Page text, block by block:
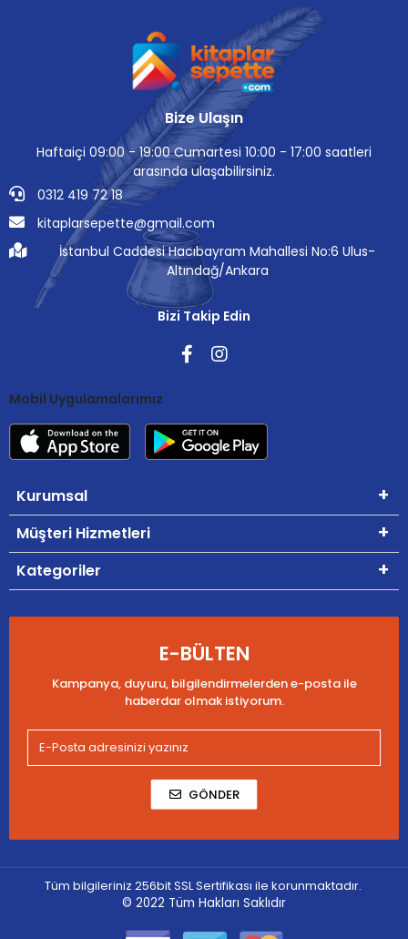
Bize Ulaşın
Haftaiçi 09:00 - 19:00 Cumartesi 10:00 - 17:00 saatleri
arasında ulaşabilirsiniz.
0312 419 72 18
kitaplarsepette@gmail.com
İstanbul Caddesi Hacıbayram Mahallesi No:6 Ulus-
Altındağ/Ankara
Bizi Takip Edin
Mobil Uygulamalarımız
Kurumsal
Müşteri Hizmetleri
Kategoriler
E-BÜLTEN
Kampanya, duyuru, bilgilendirmelerden e-posta ile
haberdar olmak istiyorum.
GÖNDER
Tüm bilgileriniz 256bit SSL Sertifikası ile korunmaktadır.
© 2022 Tüm Hakları Saklıdır